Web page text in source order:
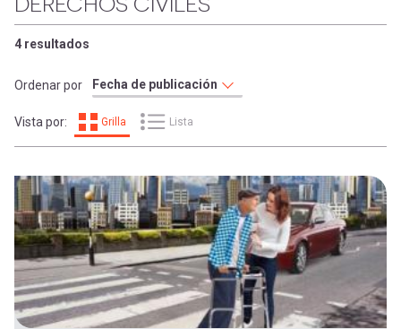
entrar
a
mi
cuenta
Comunidad
Expand
Expand
[Educarchile
Mobile]
Menú
Inicia
sesión
de
ayuda
a
la
navegación
4 resultados
Ordenar por
Vista por: Grilla Lista